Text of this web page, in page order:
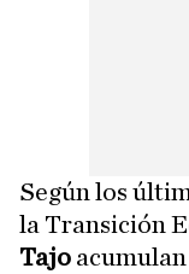
Según los
la Transición
Tajo